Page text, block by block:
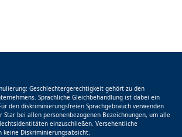
Geschlechtergerechtigkeit gehört zu den
Sprachliche Gleichbehandlung ist dabei ein
den diskriminierungsfreien Sprachgebrauch verwenden
Star bei allen personenbezogenen Bezeichnungen, um alle
einzuschließen. Versehentliche
Diskriminierungsabsicht.